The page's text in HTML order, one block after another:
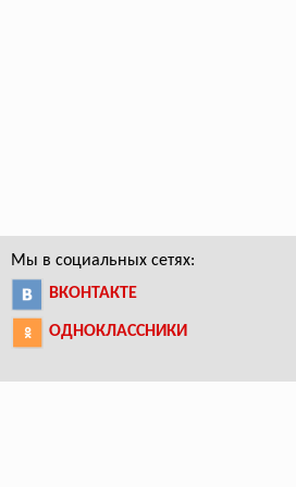
Мы в социальных сетях:
ВКОНТАКТЕ
ОДНОКЛАССНИКИ